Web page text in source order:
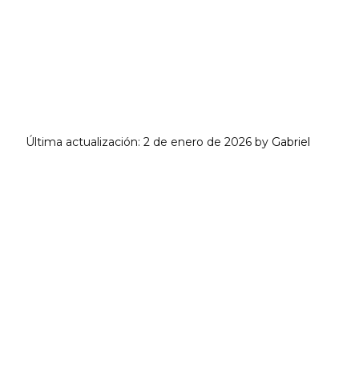
Última actualización: 2 de enero de 2026by Gabriel